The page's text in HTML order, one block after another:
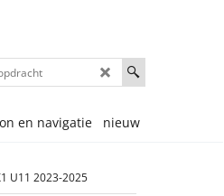
en navigatie nieuw
U11 2023-2025